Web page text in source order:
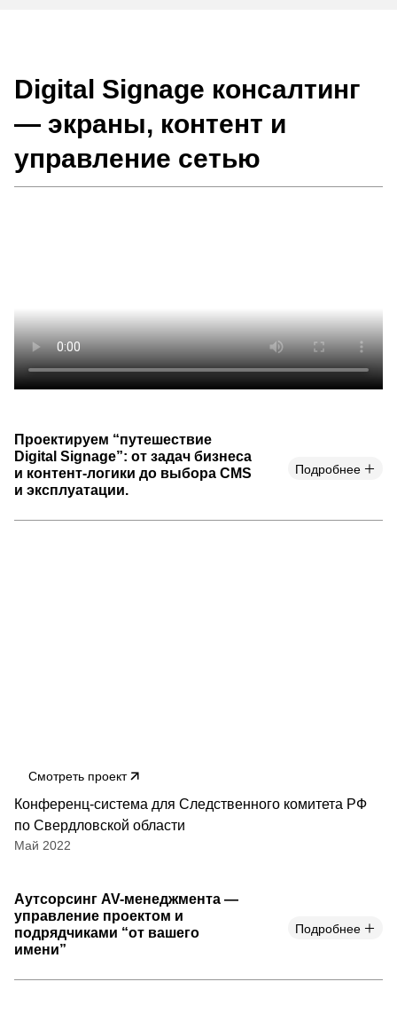
Digital Signage консалтинг
— экраны, контент и
управление сетью
Проектируем “путешествие
Digital Signage”: от задач бизнеса
и контент-логики до выбора CMS
и эксплуатации.
Подробнее
Смотреть проект
Конференц-система для Следственного комитета РФ
по Свердловской области
Май 2022
Аутсорсинг AV-менеджмента —
управление проектом и
подрядчиками “от вашего
имени”
Подробнее